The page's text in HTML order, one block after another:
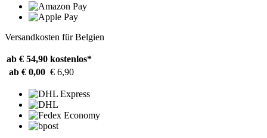
Versandkosten für Belgien
ab € 54,90 kostenlos*
ab € 0,00 € 6,90